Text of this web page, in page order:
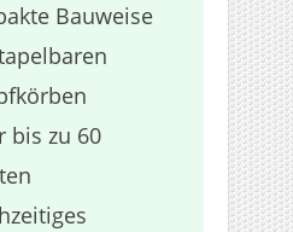
Bauweise
bis zu 60